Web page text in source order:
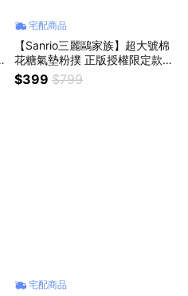
宅配商品
【Sanrio三麗鷗家族】超大號棉
花糖氣墊粉撲 正版授權限定款
酷洛米 美樂蒂 大耳狗巨無霸美
妝蛋水滴形氣墊化妝海綿乾濕兩
$399 $799
宅配商品